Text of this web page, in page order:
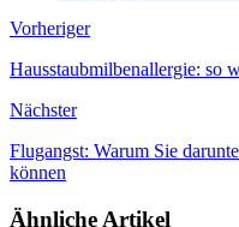
Vorheriger
Hausstaubmilbenallergie: so
Nächster
Flugangst: Warum Sie
können
Ähnliche Artikel